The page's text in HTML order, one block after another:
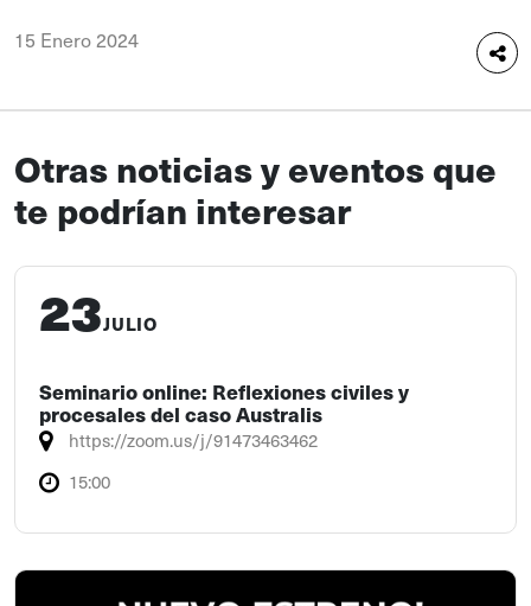
15 Enero 2024
Otras noticias y eventos que
te podrían interesar
23JULIO
Seminario online: Reflexiones civiles y
procesales del caso Australis
https://zoom.us/j/91473463462
15:00